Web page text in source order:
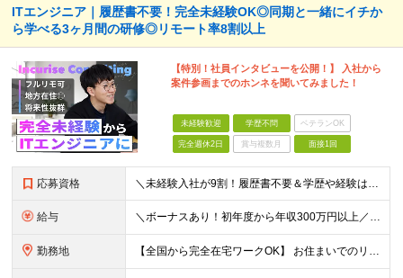
ITエンジニア｜履歴書不要！完全未経験OK◎同期と一緒にイチか
ら学べる3ヶ月間の研修◎リモート率8割以上
【特別！社員インタビューを公開！】 入社から
案件参画までのホンネを聞いてみました！
未経験歓迎 学歴不問 ベテランOK
完全週休2日 賞与複数月 面接1回
応募資格 ＼未経験入社が9割！履歴書不要＆学歴や経験は一切不問★意欲や人柄を重視／ 「経験も知識もゼロだけど、やってみたい」 ……そんな想いがあれば、ITの知識が全くない未経験の方でも大歓迎。 当社も全力でス
給与 ＼ボーナスあり！初年度から年収300万円以上／ ■月給24万2,200円～35万円＋賞与＋各種手当 ※経験・年齢・能力等を考慮し決定いたします。 ※上記金額には固定残業代（月30時間分、46,000
勤務地 【全国から完全在宅ワークOK】 お住まいでのリモートワーク、または首都圏（東京・神奈川・埼玉・千葉）・大阪のプロジェクト先での勤務となります。 ※転勤はありません。 ※現在は80％以上が在宅勤務での